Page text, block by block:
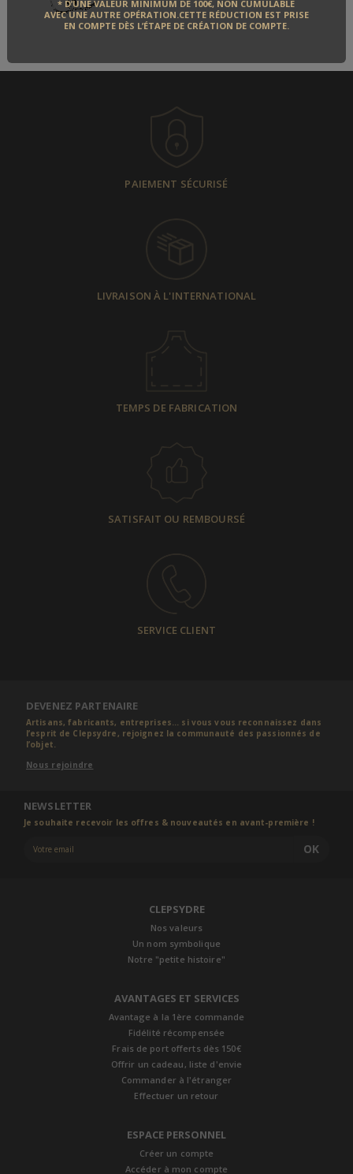
* D’UNE VALEUR MINIMUM DE 100€, NON CUMULABLE
AVEC UNE AUTRE OPÉRATION.CETTE RÉDUCTION EST PRISE
EN COMPTE DÈS L’ÉTAPE DE CRÉATION DE COMPTE.
DÉCOUVRIR
PAIEMENT SÉCURISÉ
LIVRAISON À L'INTERNATIONAL
TEMPS DE FABRICATION
SATISFAIT OU REMBOURSÉ
SERVICE CLIENT
DEVENEZ PARTENAIRE
Artisans, fabricants, entreprises... si vous vous reconnaissez dans
l’esprit de Clepsydre, rejoignez la communauté des passionnés de
l’objet.
Nous rejoindre
NEWSLETTER
Je souhaite recevoir les offres & nouveautés en avant-première !
OK
CLEPSYDRE
Nos valeurs
Un nom symbolique
Notre "petite histoire"
AVANTAGES ET SERVICES
Avantage à la 1ère commande
Fidélité récompensée
Frais de port offerts dès 150€
Offrir un cadeau, liste d'envie
Commander à l'étranger
Effectuer un retour
ESPACE PERSONNEL
Créer un compte
Accéder à mon compte